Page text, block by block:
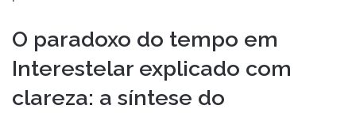
O paradoxo do tempo em
Interestelar explicado com
clareza: a síntese do